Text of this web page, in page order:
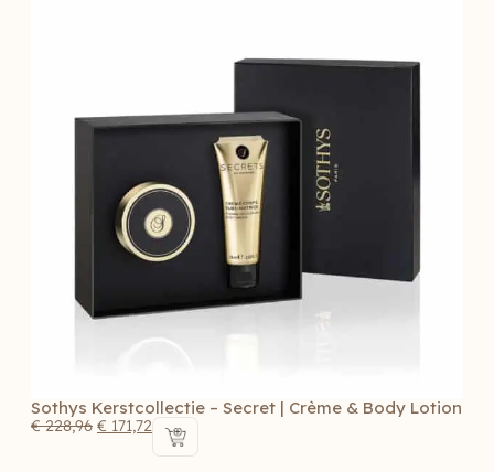
Sothys Kerstcollectie – Secret | Crème & Body Lotion
€228,96 € 171,72